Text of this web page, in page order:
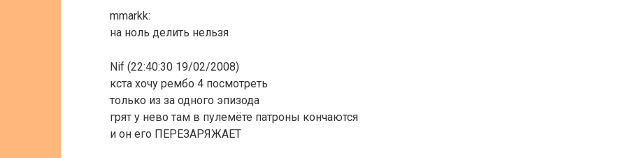
mmarkk:
на ноль делить нельзя
Nif (22:40:30 19/02/2008)
кста хочу рембо 4 посмотреть
только из за одного эпизода
грят у нево там в пулемёте патроны кончаются
и он его ПЕРЕЗАРЯЖАЕТ